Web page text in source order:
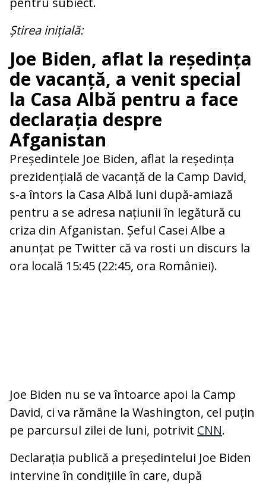
Știrea inițială:
Joe Biden, aflat la reședința
de vacanță, a venit special
la Casa Albă pentru a face
declarația despre
Afganistan
Președintele Joe Biden, aflat la reședința
prezidențială de vacanță de la Camp David,
s-a întors la Casa Albă luni după-amiază
pentru a se adresa națiunii în legătură cu
criza din Afganistan. Șeful Casei Albe a
anunțat pe Twitter că va rosti un discurs la
ora locală 15:45 (22:45, ora României).
Joe Biden nu se va întoarce apoi la Camp
David, ci va rămâne la Washington, cel puțin
pe parcursul zilei de luni, potrivit CNN.
Declarația publică a președintelui Joe Biden
intervine în condițiile în care, după